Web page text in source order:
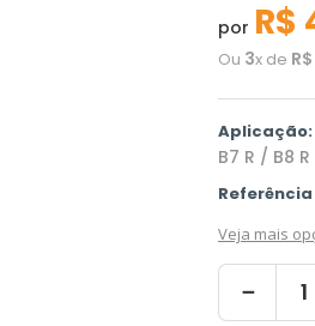
por R$
Ou 3x de R$
Aplicação:
B7 R / B8 R
Referência
Veja mais
－